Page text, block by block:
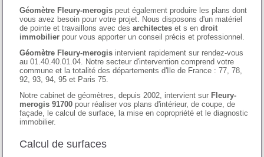
Géomètre Fleury-merogis peut également produire les plans dont
vous avez besoin pour votre projet. Nous disposons d'un matériel
de pointe et travaillons avec desarchitectes et s endroit
immobilier pour vous apporter un conseil précis et professionnel.
Géomètre Fleury-merogis intervient rapidement sur rendez-vous
au 01.40.40.01.04. Notre secteur d'intervention comprend votre
commune et la totalité des départements d'Ile de France : 77, 78,
92, 93, 94, 95 et Paris 75.
Notre cabinet de géomètres, depuis 2002, intervient sur Fleury-
merogis 91700 pour réaliser vos plans d'intérieur, de coupe, de
façade, le calcul de surface, la mise en copropriété et le diagnostic
immobilier.
Calcul de surfaces